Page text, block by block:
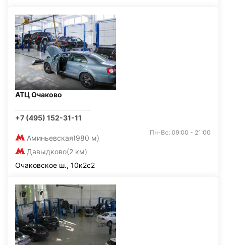
АТЦ Очаково
+7 (495) 152-31-11
Аминьевская(980 м)
Давыдково(2 км)
Пн-Вс: 09:00 - 21:00
Очаковское ш., 10к2с2